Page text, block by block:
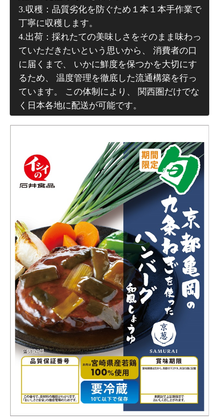
3.収穫：品質劣化を防ぐため１本１本手作業で
丁寧に収穫します。
4.出荷：採れたての美味しさをそのまま味わっ
ていただきたいという思いから、 消費者の口
に届くまで、 いかに鮮度を保つかを大切にす
るため、 温度管理を徹底した流通構築を行っ
ています。 この体制により、 関西圏だけでな
く日本各地に配送が可能です。